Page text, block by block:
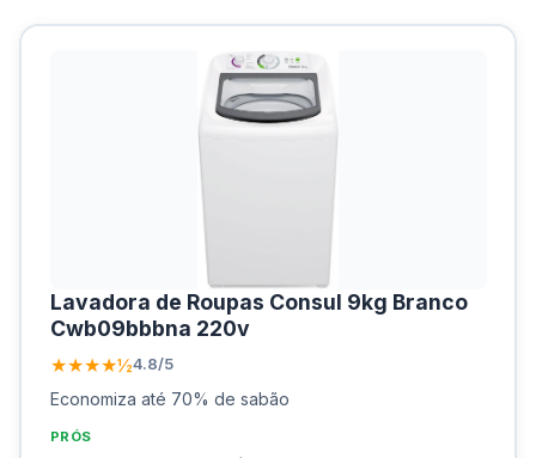
Lavadora de Roupas Consul 9kg Branco
Cwb09bbbna 220v
★★★★½4.8/5
Economiza até 70% de sabão
PRÓS